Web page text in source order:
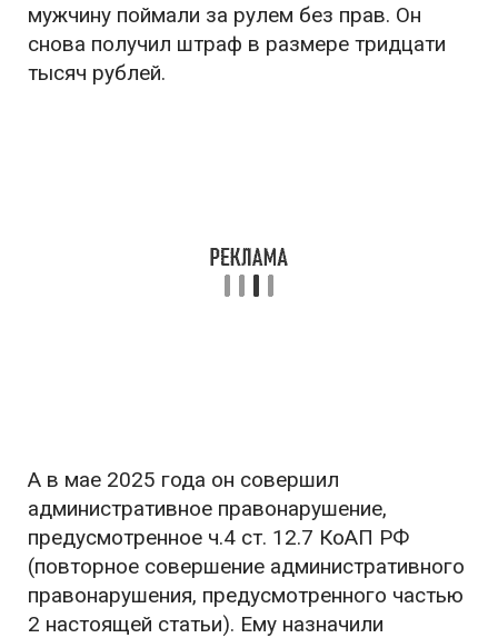
мужчину поймали за рулем без прав. Он
снова получил штраф в размере тридцати
тысяч рублей.
А в мае 2025 года он совершил
административное правонарушение,
предусмотренное ч.4 ст. 12.7 КоАП РФ
(повторное совершение административного
правонарушения, предусмотренного частью
2 настоящей статьи). Ему назначили